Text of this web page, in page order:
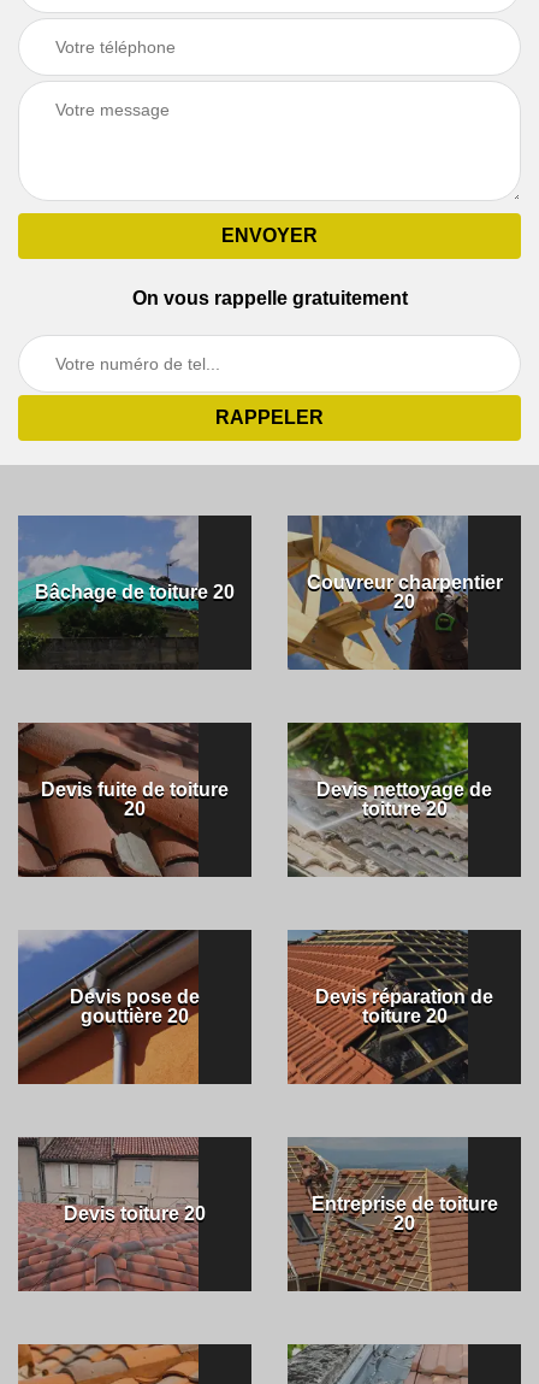
On vous rappelle gratuitement
Bâchage de toiture 20
Couvreur charpentier
20
Devis fuite de toiture
20
Devis nettoyage de
toiture 20
Devis pose de
gouttière 20
Devis réparation de
toiture 20
Devis toiture 20
Entreprise de toiture
20